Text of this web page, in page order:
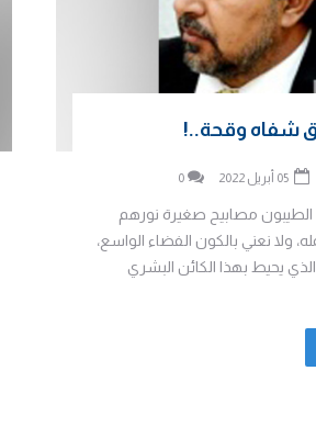
شفاه وقحة..!
0
مصابيح صغيرة نورهم
ولا نعني بالكون الفضاء الواسع،
يحيط بهذا الكائن البشري